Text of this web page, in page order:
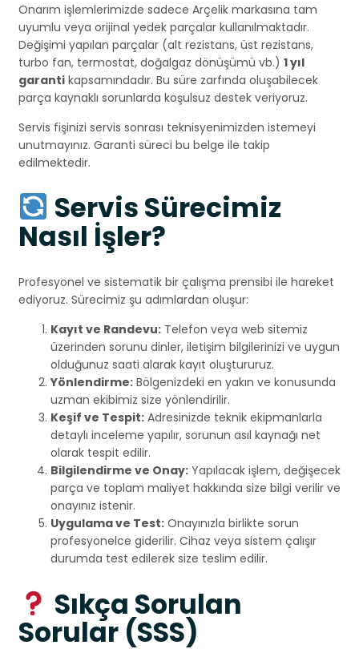
Onarım işlemlerimizde sadece Arçelik markasına tam
uyumlu veya orijinal yedek parçalar kullanılmaktadır.
Değişimi yapılan parçalar (alt rezistans, üst rezistans,
turbo fan, termostat, doğalgaz dönüşümü vb.) 1 yıl
garanti kapsamındadır. Bu süre zarfında oluşabilecek
parça kaynaklı sorunlarda koşulsuz destek veriyoruz.
Servis fişinizi servis sonrası teknisyenimizden istemeyi
unutmayınız. Garanti süreci bu belge ile takip
edilmektedir.
Servis Sürecimiz
Nasıl İşler?
Profesyonel ve sistematik bir çalışma prensibi ile hareket
ediyoruz. Sürecimiz şu adımlardan oluşur:
Kayıt ve Randevu: Telefon veya web sitemiz
üzerinden sorunu dinler, iletişim bilgilerinizi ve uygun
olduğunuz saati alarak kayıt oluştururuz.
Yönlendirme: Bölgenizdeki en yakın ve konusunda
uzman ekibimiz size yönlendirilir.
Keşif ve Tespit: Adresinizde teknik ekipmanlarla
detaylı inceleme yapılır, sorunun asıl kaynağı net
olarak tespit edilir.
Bilgilendirme ve Onay: Yapılacak işlem, değişecek
parça ve toplam maliyet hakkında size bilgi verilir ve
onayınız istenir.
Uygulama ve Test: Onayınızla birlikte sorun
profesyonelce giderilir. Cihaz veya sistem çalışır
durumda test edilerek size teslim edilir.
Sıkça Sorulan
Sorular (SSS)